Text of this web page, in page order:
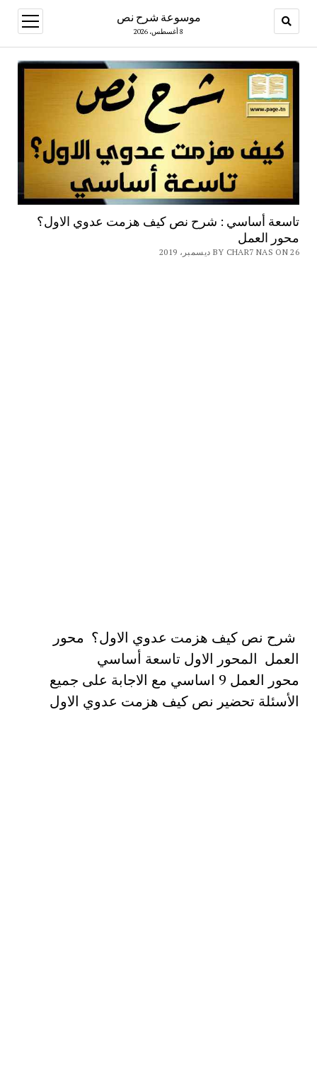
موسوعة شرح نص
8 أغسطس، 2026
open
menu
تاسعة أساسي : شرح نص كيف هزمت عدوي الاول؟
محور العمل
BY CHAR7 NAS ON 26 ديسمبر، 2019
شرح نص كيف هزمت عدوي الاول؟ محور
العمل المحور الاول تاسعة أساسي
محور العمل 9 اساسي مع الاجابة على جميع
الأسئلة تحضير نص كيف هزمت عدوي الاول